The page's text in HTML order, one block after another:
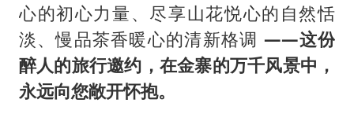
心的初心力量、尽享山花悦心的自然恬
淡、慢品茶香暖心的清新格调 ——这份
醉人的旅行邀约，在金寨的万千风景中，
永远向您敞开怀抱。